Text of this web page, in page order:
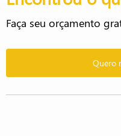
Faça seu orçamento
Quero